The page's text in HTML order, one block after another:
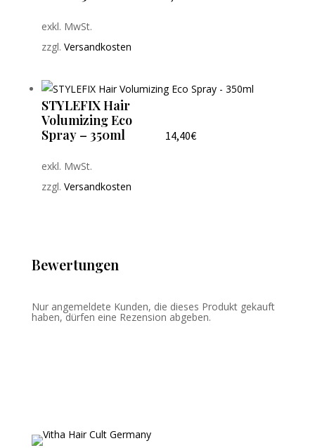
exkl. MwSt.
zzgl. Versandkosten
STYLEFIX Hair
Volumizing Eco
Spray – 350ml
14,40€
exkl. MwSt.
zzgl. Versandkosten
Bewertungen
Nur angemeldete Kunden, die dieses Produkt gekauft
haben, dürfen eine Rezension abgeben.